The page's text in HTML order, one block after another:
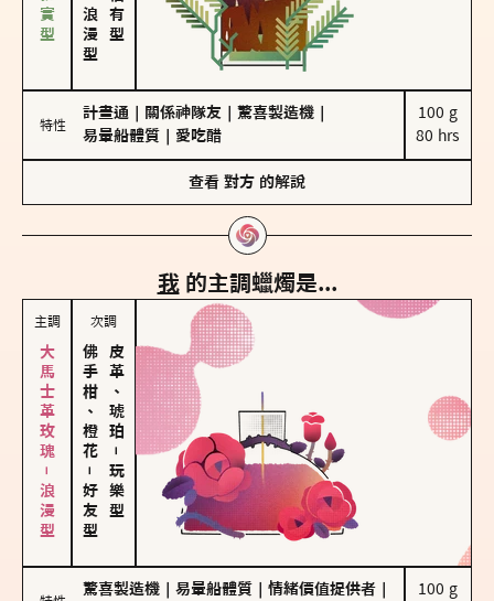
浪漫型佔有型
特性
計畫通 關係神隊友 驚喜製造機
易暈船體質
愛吃醋
100 g
80 hrs
查看 對方 的解說
我 的主調蠟燭是...
主調
大馬士革玫瑰－浪漫型
次調
佛手柑、橙花
－
好友型
皮革、琥珀
－
玩樂型
驚喜製造機 易暈船體質 情緒價值提供者
100 g